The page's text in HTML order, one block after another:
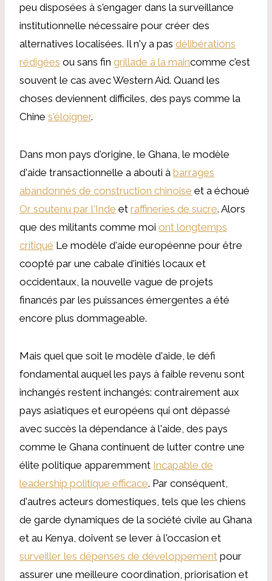
peu disposées à s'engager dans la surveillance
institutionnelle nécessaire pour créer des
alternatives localisées. Il n'y a pas délibérations
rédigées ou sans fin grillade à la maincomme c'est
souvent le cas avec Western Aid. Quand les
choses deviennent difficiles, des pays comme la
Chine s'éloigner.
Dans mon pays d'origine, le Ghana, le modèle
d'aide transactionnelle a abouti à barrages
abandonnés de construction chinoise et a échoué
Or soutenu par l'Inde et raffineries de sucre. Alors
que des militants comme moi ont longtemps
critiqué Le modèle d'aide européenne pour être
coopté par une cabale d'initiés locaux et
occidentaux, la nouvelle vague de projets
financés par les puissances émergentes a été
encore plus dommageable.
Mais quel que soit le modèle d'aide, le défi
fondamental auquel les pays à faible revenu sont
inchangés restent inchangés: contrairement aux
pays asiatiques et européens qui ont dépassé
avec succès la dépendance à l'aide, des pays
comme le Ghana continuent de lutter contre une
élite politique apparemment Incapable de
leadership politique efficace. Par conséquent,
d'autres acteurs domestiques, tels que les chiens
de garde dynamiques de la société civile au Ghana
et au Kenya, doivent se lever à l'occasion et
surveiller les dépenses de développement pour
assurer une meilleure coordination, priorisation et